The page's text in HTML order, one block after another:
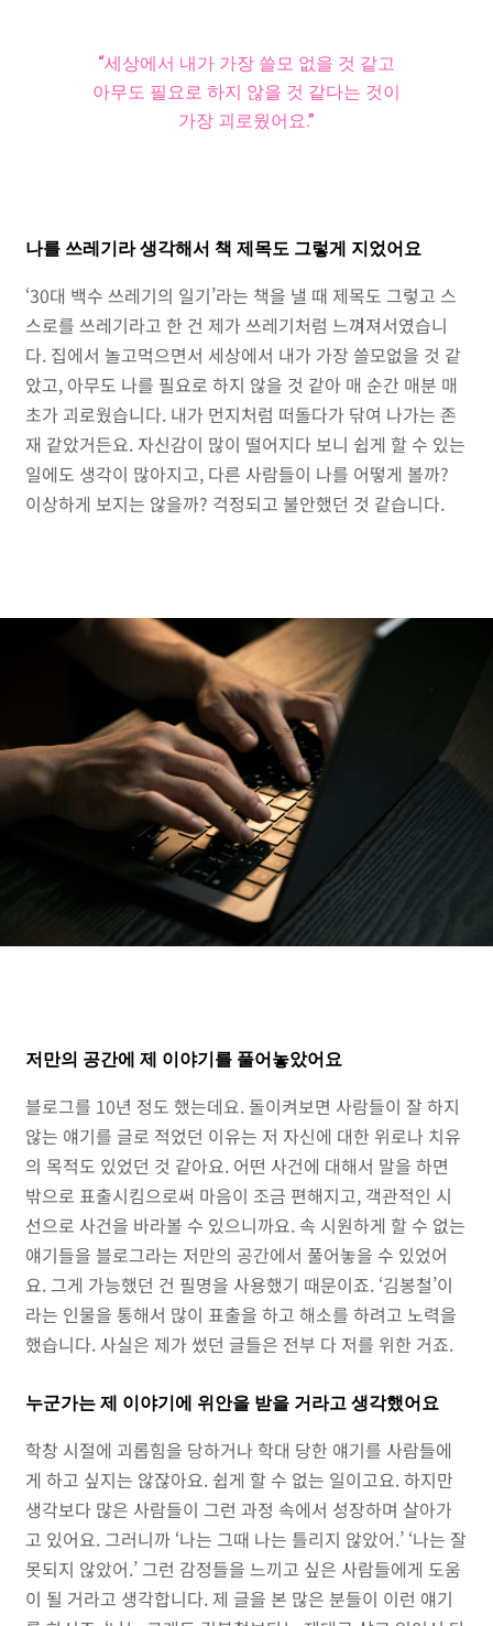
“세상에서 내가 가장 쓸모 없을 것 같고
아무도 필요로 하지 않을 것 같다는 것이
가장 괴로웠어요.”
나를 쓰레기라 생각해서 책 제목도 그렇게 지었어요
‘30대 백수 쓰레기의 일기’라는 책을 낼 때 제목도 그렇고 스
스로를 쓰레기라고 한 건 제가 쓰레기처럼 느껴져서였습니
다. 집에서 놀고먹으면서 세상에서 내가 가장 쓸모없을 것 같
았고, 아무도 나를 필요로 하지 않을 것 같아 매 순간 매분 매
초가 괴로웠습니다. 내가 먼지처럼 떠돌다가 닦여 나가는 존
재 같았거든요. 자신감이 많이 떨어지다 보니 쉽게 할 수 있는
일에도 생각이 많아지고, 다른 사람들이 나를 어떻게 볼까?
이상하게 보지는 않을까? 걱정되고 불안했던 것 같습니다.
저만의 공간에 제 이야기를 풀어놓았어요
블로그를 10년 정도 했는데요. 돌이켜보면 사람들이 잘 하지
않는 얘기를 글로 적었던 이유는 저 자신에 대한 위로나 치유
의 목적도 있었던 것 같아요. 어떤 사건에 대해서 말을 하면
밖으로 표출시킴으로써 마음이 조금 편해지고, 객관적인 시
선으로 사건을 바라볼 수 있으니까요. 속 시원하게 할 수 없는
얘기들을 블로그라는 저만의 공간에서 풀어놓을 수 있었어
요. 그게 가능했던 건 필명을 사용했기 때문이죠. ‘김봉철’이
라는 인물을 통해서 많이 표출을 하고 해소를 하려고 노력을
했습니다. 사실은 제가 썼던 글들은 전부 다 저를 위한 거죠.
누군가는 제 이야기에 위안을 받을 거라고 생각했어요
학창 시절에 괴롭힘을 당하거나 학대 당한 얘기를 사람들에
게 하고 싶지는 않잖아요. 쉽게 할 수 없는 일이고요. 하지만
생각보다 많은 사람들이 그런 과정 속에서 성장하며 살아가
고 있어요. 그러니까 ‘나는 그때 나는 틀리지 않았어.’ ‘나는 잘
못되지 않았어.’ 그런 감정들을 느끼고 싶은 사람들에게 도움
이 될 거라고 생각합니다. 제 글을 본 많은 분들이 이런 얘기